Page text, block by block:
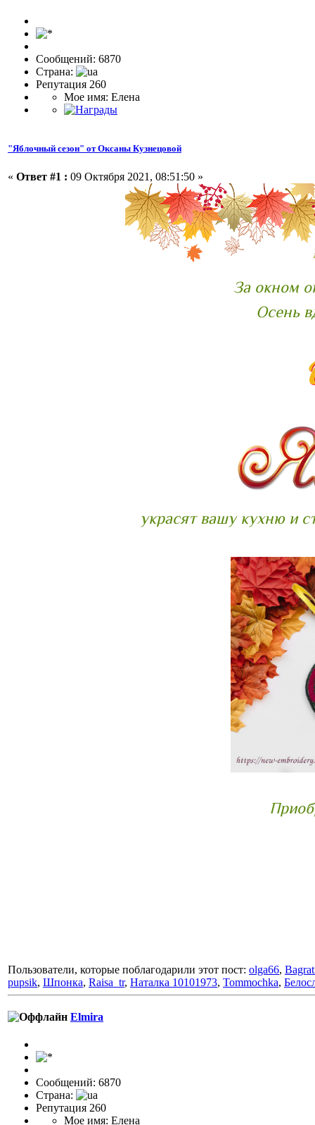
Сообщений: 6870
Страна:
Репутация 260
Мое имя: Елена
"Яблочный сезон" от Оксаны Кузнецовой
« Ответ #1 : 09 Октября 2021, 08:51:50 »
За окном
Осень
украсят вашу кухню и
Пользователи, которые поблагодарили этот пост: olga66,
pupsik, Шпонка, Raisa_tr, Наталка 10101973, Tommochka,
Elmira
Сообщений: 6870
Страна:
Репутация 260
Мое имя: Елена